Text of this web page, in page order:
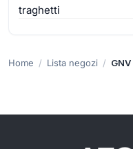
traghetti
Home Lista negozi GNV